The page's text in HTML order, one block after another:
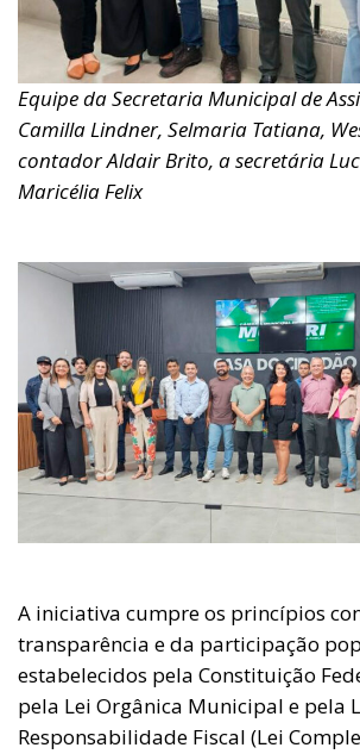
Equipe da Secretaria Municipal de
Camilla Lindner, Selmaria Tatiana,
contador Aldair Brito, a secretária
Maricélia Felix
A iniciativa cumpre os princípios
transparência e da participação
estabelecidos pela Constituição
pela Lei Orgânica Municipal e pela
Responsabilidade Fiscal (Lei